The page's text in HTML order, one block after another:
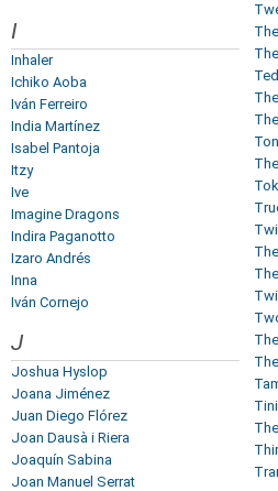
I
Inhaler
Ichiko Aoba
Iván Ferreiro
India Martínez
Isabel Pantoja
Itzy
Ive
Imagine Dragons
Indira Paganotto
Izaro Andrés
Inna
Iván Cornejo
J
Joshua Hyslop
Joana Jiménez
Juan Diego Flórez
Joan Dausà i Riera
Joaquín Sabina
Joan Manuel Serrat